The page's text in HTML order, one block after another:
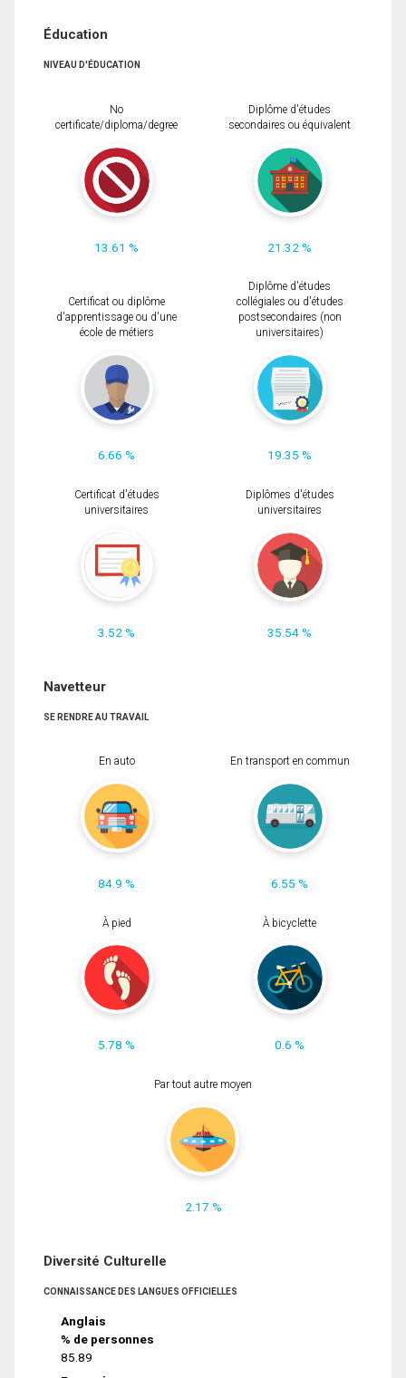
Éducation
NIVEAU D'ÉDUCATION
No
certificate/diploma/degree
13.61 %
Diplôme d'études
secondaires ou équivalent
21.32 %
Certificat ou diplôme
d'apprentissage ou d'une
école de métiers
6.66 %
Diplôme d'études
collégiales ou d'études
postsecondaires (non
universitaires)
19.35 %
Certificat d'études
universitaires
3.52 %
Diplômes d'études
universitaires
35.54 %
Navetteur
SE RENDRE AU TRAVAIL
En auto
84.9 %
En transport en commun
6.55 %
À pied
5.78 %
À bicyclette
0.6 %
Par tout autre moyen
2.17 %
Diversité Culturelle
CONNAISSANCE DES LANGUES OFFICIELLES
Anglais
% de personnes
85.89